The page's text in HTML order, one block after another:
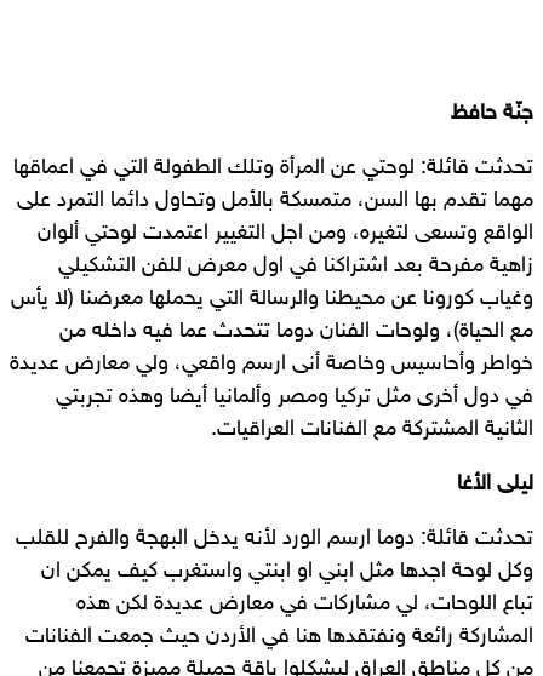
جنّة حافظ
تحدثت قائلة: لوحتي عن المرأة وتلك الطفولة التي في اعماقها
مهما تقدم بها السن، متمسكة بالأمل وتحاول دائما التمرد على
الواقع وتسعى لتغيره، ومن اجل التغيير اعتمدت لوحتي ألوان
زاهية مفرحة بعد اشتراكنا في اول معرض للفن التشكيلي
وغياب كورونا عن محيطنا والرسالة التي يحملها معرضنا (لا يأس
مع الحياة)، ولوحات الفنان دوما تتحدث عما فيه داخله من
خواطر وأحاسيس وخاصة أنى ارسم واقعي، ولي معارض عديدة
في دول أخرى مثل تركيا ومصر وألمانيا أيضا وهذه تجربتي
الثانية المشتركة مع الفنانات العراقيات.
ليلى الأغا
تحدثت قائلة: دوما ارسم الورد لأنه يدخل البهجة والفرح للقلب
وكل لوحة اجدها مثل ابني او ابنتي واستغرب كيف يمكن ان
تباع اللوحات، لي مشاركات في معارض عديدة لكن هذه
المشاركة رائعة ونفتقدها هنا في الأردن حيث جمعت الفنانات
من كل مناطق العراق ليشكلوا باقة جميلة مميزة تجمعنا من